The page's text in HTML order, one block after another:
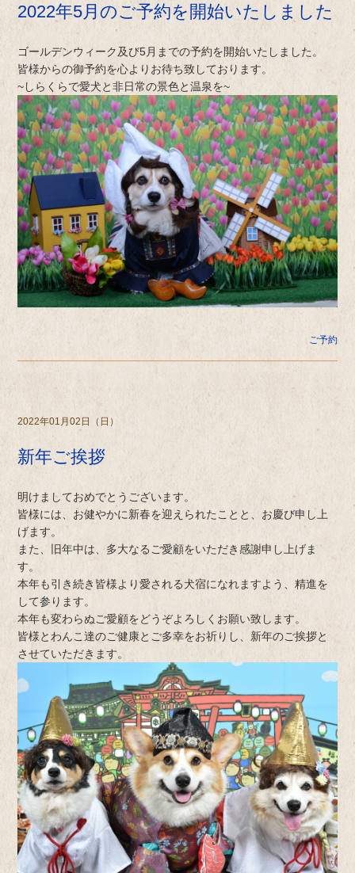
2022年5月のご予約を開始いたしました
ゴールデンウィーク及び5月までの予約を開始いたしました。
皆様からの御予約を心よりお待ち致しております。
~しらくらで愛犬と非日常の景色と温泉を~
ご予約
2022年01月02日（日）
新年ご挨拶
明けましておめでとうございます。
皆様には、お健やかに新春を迎えられたことと、お慶び申し上
げます。
また、旧年中は、多大なるご愛顧をいただき感謝申し上げま
す。
本年も引き続き皆様より愛される犬宿になれますよう、精進を
して参ります。
本年も変わらぬご愛顧をどうぞよろしくお願い致します。
皆様とわんこ達のご健康とご多幸をお祈りし、新年のご挨拶と
させていただきます。